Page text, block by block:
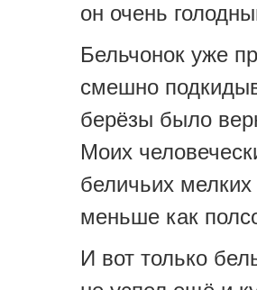
он очень
Бельчонок уже
смешно
берёзы было
Моих
беличьих
меньше как
И вот только